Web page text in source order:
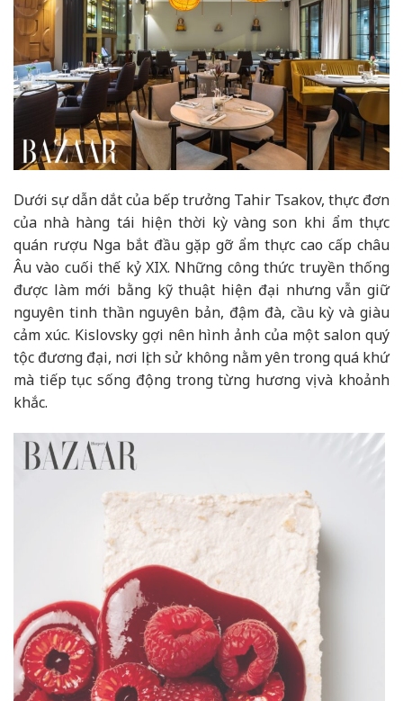
Dưới sự dẫn dắt của bếp trưởng Tahir Tsakov, thực đơn
của nhà hàng tái hiện thời kỳ vàng son khi ẩm thực
quán rượu Nga bắt đầu gặp gỡ ẩm thực cao cấp châu
Âu vào cuối thế kỷ XIX. Những công thức truyền thống
được làm mới bằng kỹ thuật hiện đại nhưng vẫn giữ
nguyên tinh thần nguyên bản, đậm đà, cầu kỳ và giàu
cảm xúc. Kislovsky gợi nên hình ảnh của một salon quý
tộc đương đại, nơi lịch sử không nằm yên trong quá khứ
mà tiếp tục sống động trong từng hương vị và khoảnh
khắc.